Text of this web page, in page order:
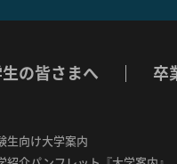
の皆さまへ 卒
生向け大学案内